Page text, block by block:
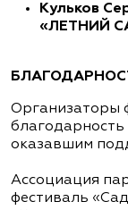
Кульков
«ЛЕТНИЙ
Организаторы
оказавшим
Ассоциация
фестиваль